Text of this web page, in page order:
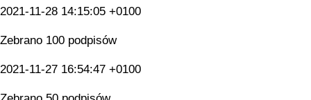
2021-11-28 14:15:05 +0100
Zebrano 100 podpisów
2021-11-27 16:54:47 +0100